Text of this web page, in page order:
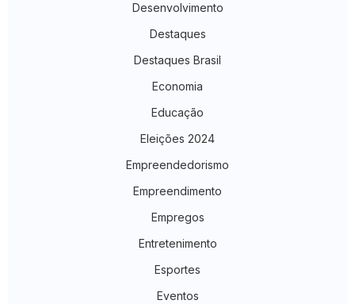
Desenvolvimento
Destaques
Destaques Brasil
Economia
Educação
Eleições 2024
Empreendedorismo
Empreendimento
Empregos
Entretenimento
Esportes
Eventos